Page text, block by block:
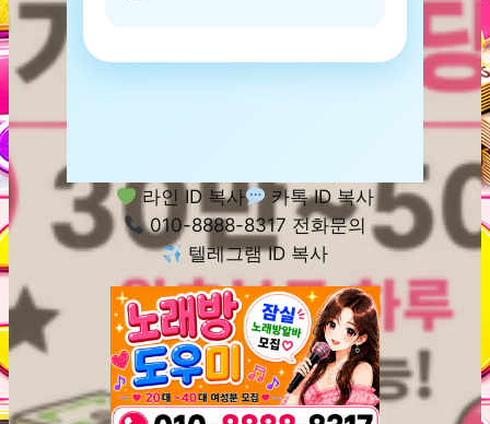
라인 ID 복사
카톡 ID 복사
010-8888-8317 전화문의
텔레그램 ID 복사